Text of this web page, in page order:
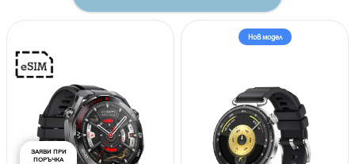
ЗАЯВИ ПРИ
ПОРЪЧКА
Нов модел